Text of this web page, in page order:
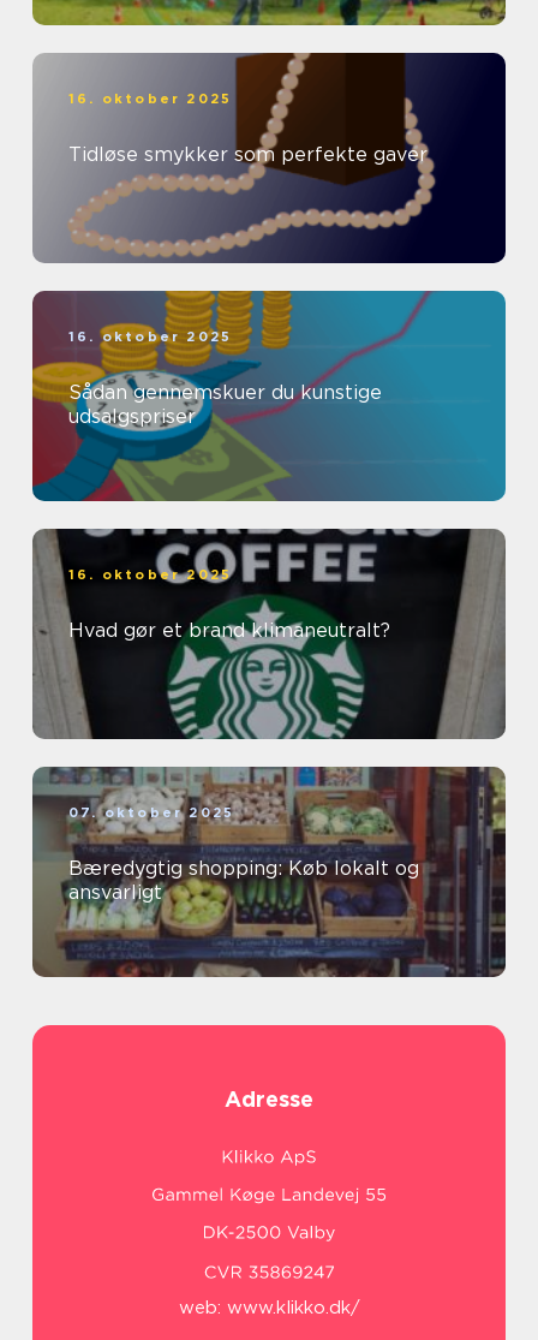
16. oktober 2025
Tidløse smykker som perfekte gaver
16. oktober 2025
Sådan gennemskuer du kunstige
udsalgspriser
16. oktober 2025
Hvad gør et brand klimaneutralt?
07. oktober 2025
Bæredygtig shopping: Køb lokalt og
ansvarligt
Adresse
web: www.klikko.dk/